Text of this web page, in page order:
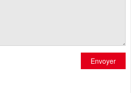
Envoyer